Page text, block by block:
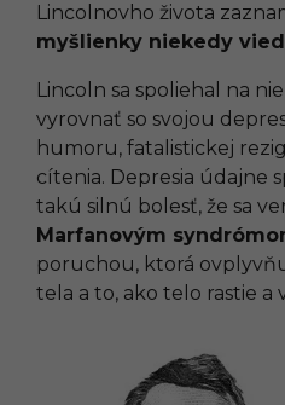
Lincolnovho života
myšlienky niekedy
Lincoln sa spoliehal na
vyrovnať so svojou
humoru, fatalistickej
cítenia. Depresia údajne
takú silnú bolesť, že sa
Marfanovým
poruchou, ktorá
tela a to, ako telo rastie a